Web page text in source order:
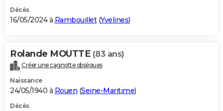
Décès
16/05/2024 à Rambouillet(Yvelines)
Rolande MOUTTE (83 ans)
Créer une cagnotte obsèques
Naissance
24/05/1940 à Rouen (Seine-Maritime)
Décès